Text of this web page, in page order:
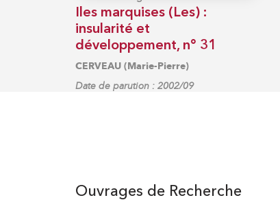
Iles marquises (Les) :
insularité et
développement, n° 31
CERVEAU (Marie-Pierre)
Date de parution : 2002/09
Ouvrages de Recherche